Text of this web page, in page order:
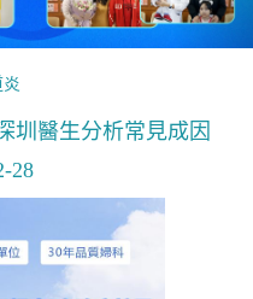
炎
圳醫生分析常見成因
28